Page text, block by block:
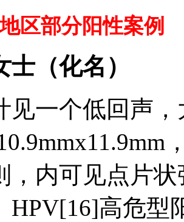
部分阳性案例
（化名）
一个低回声，
，内可见点片
HPV[16]高危型